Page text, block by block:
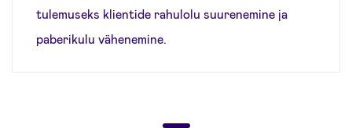
tulemuseks klientide rahulolu suurenemine ja
paberikulu vähenemine.